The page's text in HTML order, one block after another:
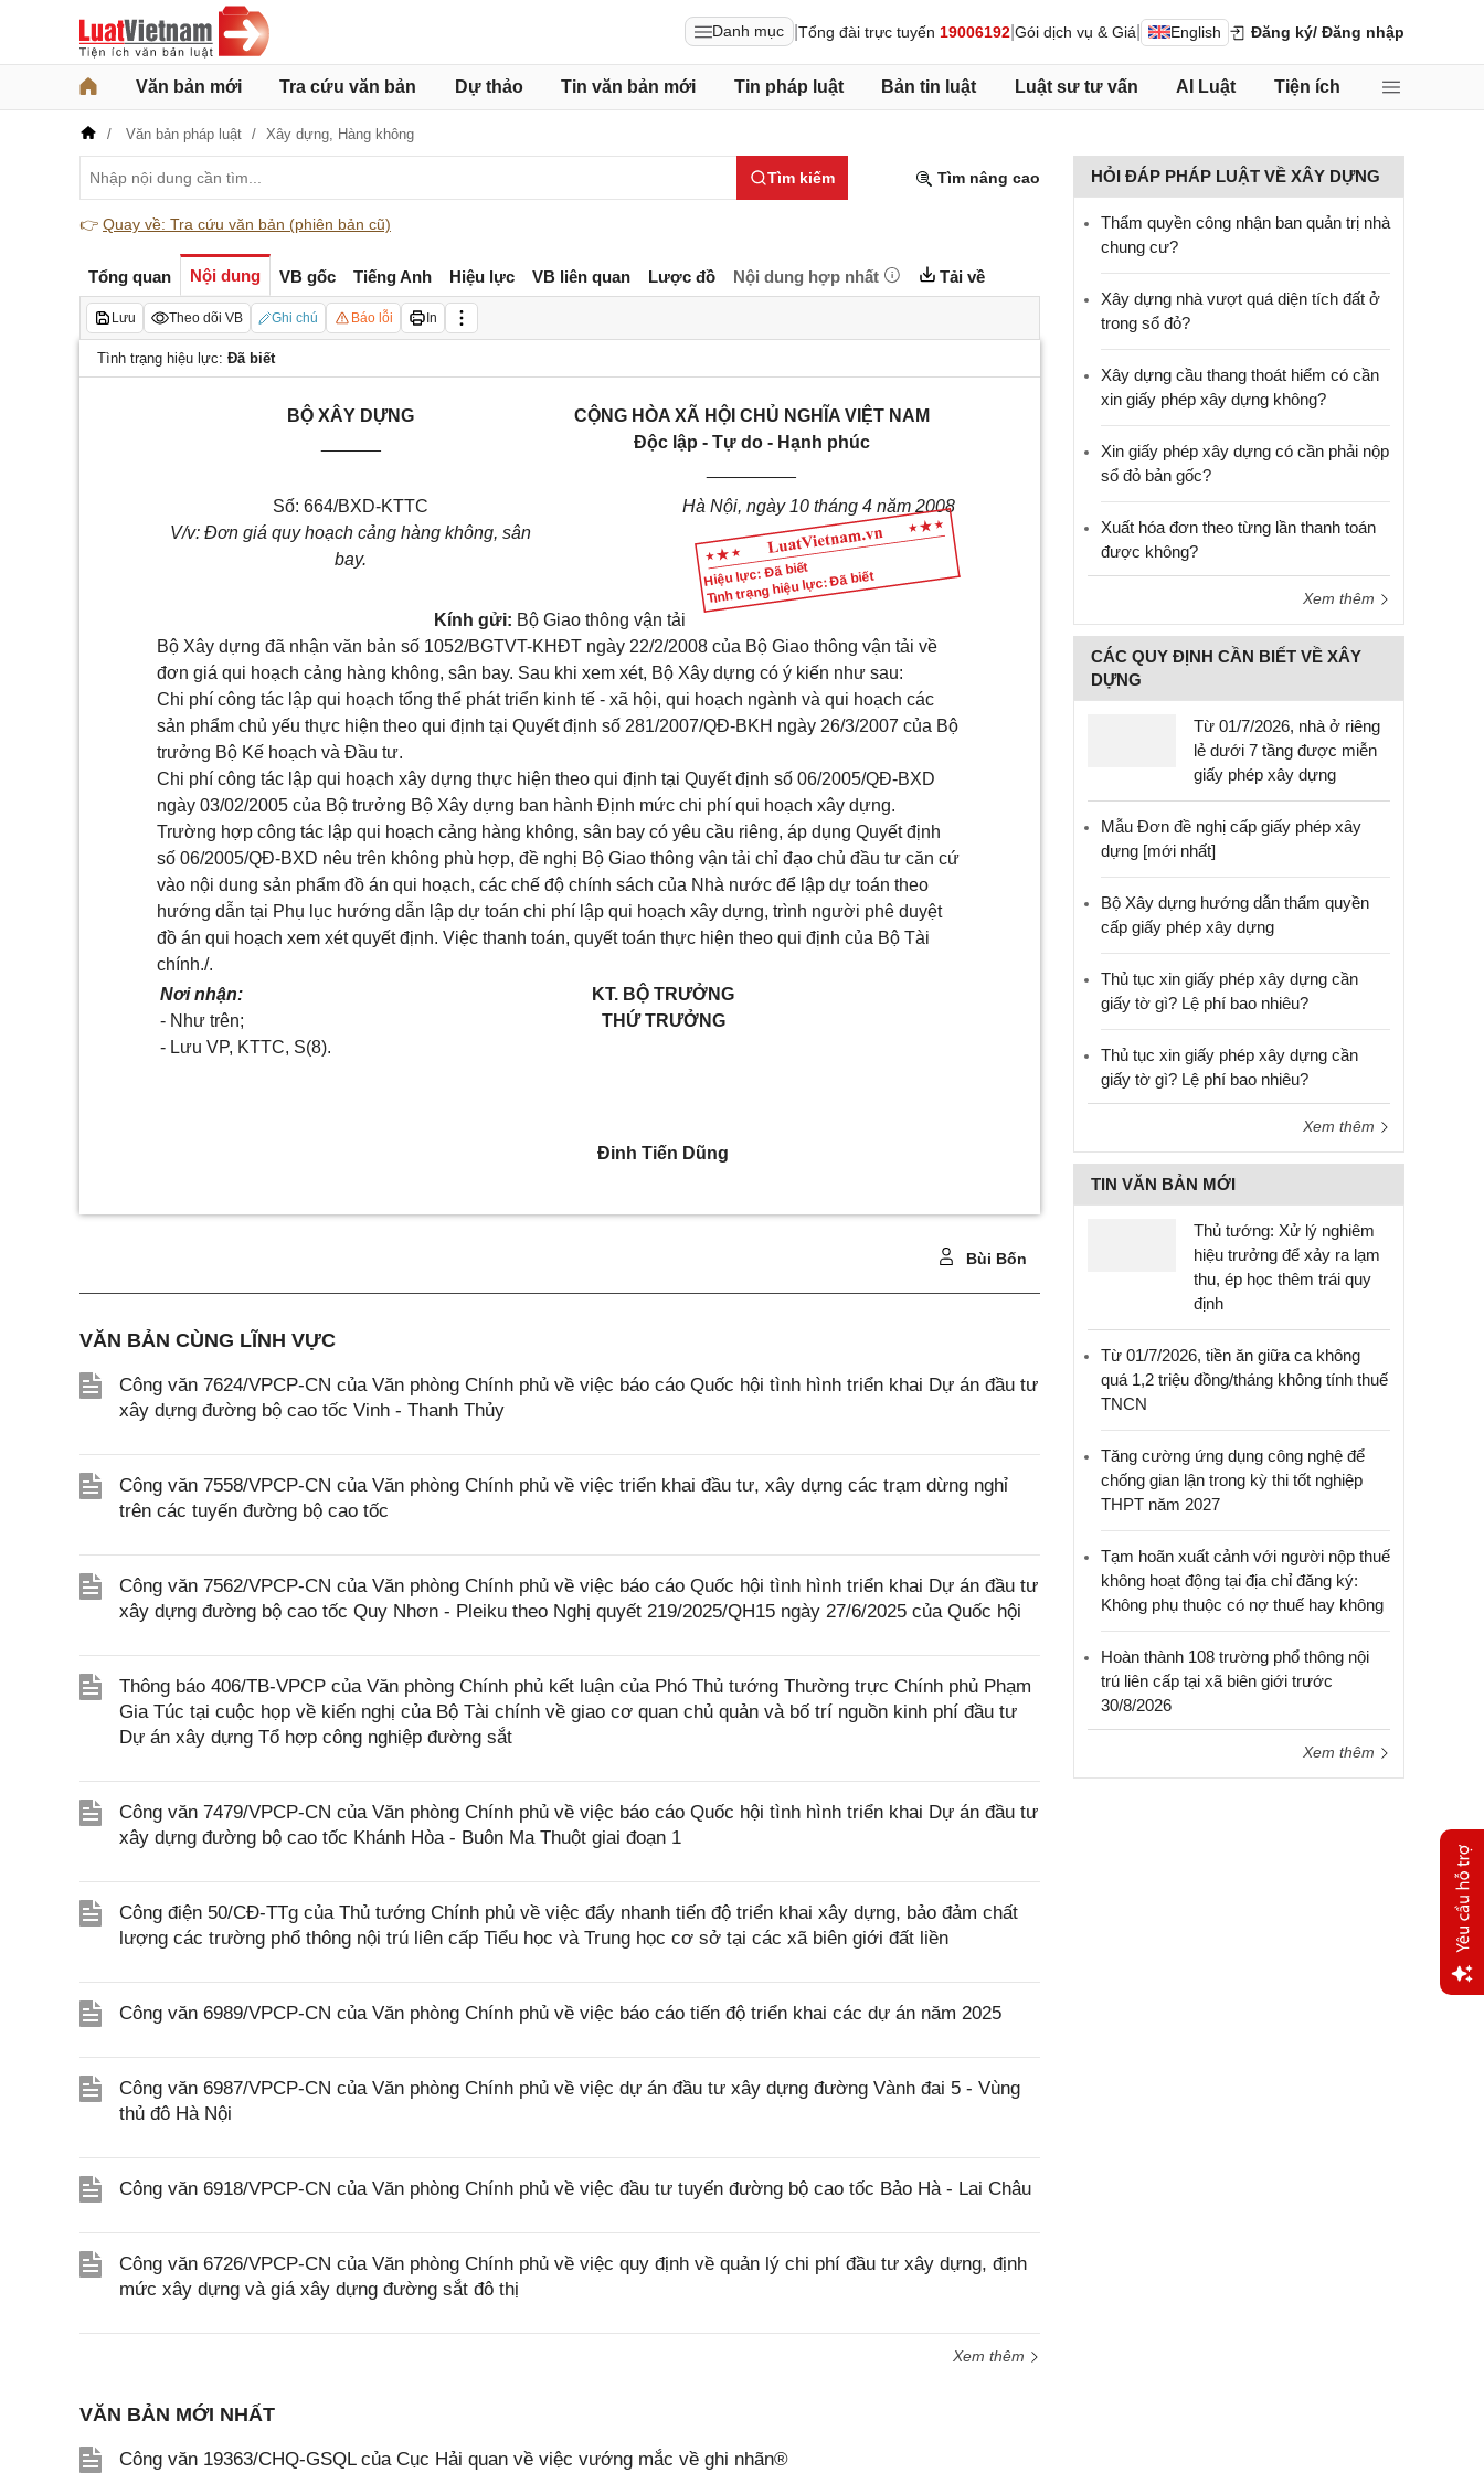
Danh mục Tổng đài trực tuyến 19006192 Gói dịch vụ & Giá English Đăng ký/ Đăng nhập
Văn bản mới Tra cứu văn bản Dự thảo Tin văn bản mới Tin pháp luật Bản tin luật Luật sư tư vấn AI Luật Tiện ích
Văn bản pháp luật Xây dựng, Hàng không
Tìm kiếm Tìm nâng cao
👉 Quay về: Tra cứu văn bản (phiên bản cũ)
Tổng quan Nội dung VB gốc Tiếng Anh Hiệu lực VB liên quan Lược đồ Nội dung hợp nhất Tải về
Lưu Theo dõi VB Ghi chú Báo lỗi In
Tình trạng hiệu lực: Đã biết
Hiệu lực: Đã biết
Tình trạng hiệu lực: Đã biết
BỘ XÂY DỰNG
CỘNG HÒA XÃ HỘI CHỦ NGHĨA VIỆT NAM
Độc lập - Tự do - Hạnh phúc
Số: 664/BXD-KTTC
V/v: Đơn giá quy hoạch cảng hàng không, sân
bay.
Hà Nội, ngày 10 tháng 4 năm 2008
Kính gửi: Bộ Giao thông vận tải
Bộ Xây dựng đã nhận văn bản số 1052/BGTVT-KHĐT ngày 22/2/2008 của Bộ Giao thông vận tải về
đơn giá qui hoạch cảng hàng không, sân bay. Sau khi xem xét, Bộ Xây dựng có ý kiến như sau:
Chi phí công tác lập qui hoạch tổng thể phát triển kinh tế - xã hội, qui hoạch ngành và qui hoạch các
sản phẩm chủ yếu thực hiện theo qui định tại Quyết định số 281/2007/QĐ-BKH ngày 26/3/2007 của Bộ
trưởng Bộ Kế hoạch và Đầu tư.
Chi phí công tác lập qui hoạch xây dựng thực hiện theo qui định tại Quyết định số 06/2005/QĐ-BXD
ngày 03/02/2005 của Bộ trưởng Bộ Xây dựng ban hành Định mức chi phí qui hoạch xây dựng.
Trường hợp công tác lập qui hoạch cảng hàng không, sân bay có yêu cầu riêng, áp dụng Quyết định
số 06/2005/QĐ-BXD nêu trên không phù hợp, đề nghị Bộ Giao thông vận tải chỉ đạo chủ đầu tư căn cứ
vào nội dung sản phẩm đồ án qui hoạch, các chế độ chính sách của Nhà nước để lập dự toán theo
hướng dẫn tại Phụ lục hướng dẫn lập dự toán chi phí lập qui hoạch xây dựng, trình người phê duyệt
đồ án qui hoạch xem xét quyết định. Việc thanh toán, quyết toán thực hiện theo qui định của Bộ Tài
chính./.
Nơi nhận:
- Như trên;
- Lưu VP, KTTC, S(8).
KT. BỘ TRƯỞNG
THỨ TRƯỞNG
Đinh Tiến Dũng
Bùi Bốn
VĂN BẢN CÙNG LĨNH VỰC
Công văn 7624/VPCP-CN của Văn phòng Chính phủ về việc báo cáo Quốc hội tình hình triển khai Dự án đầu tư
xây dựng đường bộ cao tốc Vinh - Thanh Thủy
Công văn 7558/VPCP-CN của Văn phòng Chính phủ về việc triển khai đầu tư, xây dựng các trạm dừng nghỉ
trên các tuyến đường bộ cao tốc
Công văn 7562/VPCP-CN của Văn phòng Chính phủ về việc báo cáo Quốc hội tình hình triển khai Dự án đầu tư
xây dựng đường bộ cao tốc Quy Nhơn - Pleiku theo Nghị quyết 219/2025/QH15 ngày 27/6/2025 của Quốc hội
Thông báo 406/TB-VPCP của Văn phòng Chính phủ kết luận của Phó Thủ tướng Thường trực Chính phủ Phạm
Gia Túc tại cuộc họp về kiến nghị của Bộ Tài chính về giao cơ quan chủ quản và bố trí nguồn kinh phí đầu tư
Dự án xây dựng Tổ hợp công nghiệp đường sắt
Công văn 7479/VPCP-CN của Văn phòng Chính phủ về việc báo cáo Quốc hội tình hình triển khai Dự án đầu tư
xây dựng đường bộ cao tốc Khánh Hòa - Buôn Ma Thuột giai đoạn 1
Công điện 50/CĐ-TTg của Thủ tướng Chính phủ về việc đẩy nhanh tiến độ triển khai xây dựng, bảo đảm chất
lượng các trường phổ thông nội trú liên cấp Tiểu học và Trung học cơ sở tại các xã biên giới đất liền
Công văn 6989/VPCP-CN của Văn phòng Chính phủ về việc báo cáo tiến độ triển khai các dự án năm 2025
Công văn 6987/VPCP-CN của Văn phòng Chính phủ về việc dự án đầu tư xây dựng đường Vành đai 5 - Vùng
thủ đô Hà Nội
Công văn 6918/VPCP-CN của Văn phòng Chính phủ về việc đầu tư tuyến đường bộ cao tốc Bảo Hà - Lai Châu
Công văn 6726/VPCP-CN của Văn phòng Chính phủ về việc quy định về quản lý chi phí đầu tư xây dựng, định
mức xây dựng và giá xây dựng đường sắt đô thị
Xem thêm
VĂN BẢN MỚI NHẤT
Công văn 19363/CHQ-GSQL của Cục Hải quan về việc vướng mắc về ghi nhãn®
HỎI ĐÁP PHÁP LUẬT VỀ XÂY DỰNG
Thẩm quyền công nhận ban quản trị nhà
chung cư?
Xây dựng nhà vượt quá diện tích đất ở
trong sổ đỏ?
Xây dựng cầu thang thoát hiểm có cần
xin giấy phép xây dựng không?
Xin giấy phép xây dựng có cần phải nộp
sổ đỏ bản gốc?
Xuất hóa đơn theo từng lần thanh toán
được không?
Xem thêm
CÁC QUY ĐỊNH CẦN BIẾT VỀ XÂY
DỰNG
Từ 01/7/2026, nhà ở riêng
lẻ dưới 7 tầng được miễn
giấy phép xây dựng
Mẫu Đơn đề nghị cấp giấy phép xây
dựng [mới nhất]
Bộ Xây dựng hướng dẫn thẩm quyền
cấp giấy phép xây dựng
Thủ tục xin giấy phép xây dựng cần
giấy tờ gì? Lệ phí bao nhiêu?
Thủ tục xin giấy phép xây dựng cần
giấy tờ gì? Lệ phí bao nhiêu?
Xem thêm
TIN VĂN BẢN MỚI
Thủ tướng: Xử lý nghiêm
hiệu trưởng để xảy ra lạm
thu, ép học thêm trái quy
định
Từ 01/7/2026, tiền ăn giữa ca không
quá 1,2 triệu đồng/tháng không tính thuế
TNCN
Tăng cường ứng dụng công nghệ để
chống gian lận trong kỳ thi tốt nghiệp
THPT năm 2027
Tạm hoãn xuất cảnh với người nộp thuế
không hoạt động tại địa chỉ đăng ký:
Không phụ thuộc có nợ thuế hay không
Hoàn thành 108 trường phổ thông nội
trú liên cấp tại xã biên giới trước
30/8/2026
Xem thêm